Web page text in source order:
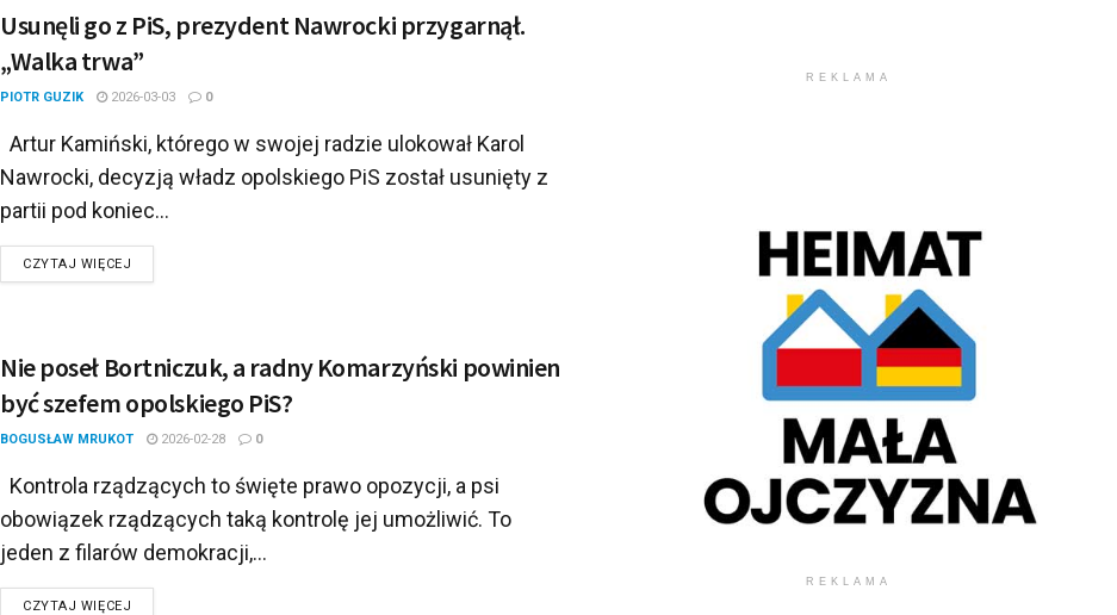
Usunęli go z PiS, prezydent Nawrocki przygarnął.
„Walka trwa”
PIOTR GUZIK 2026-03-03 0
Artur Kamiński, którego w swojej radzie ulokował Karol
Nawrocki, decyzją władz opolskiego PiS został usunięty z
partii pod koniec...
CZYTAJ WIĘCEJ
Nie poseł Bortniczuk, a radny Komarzyński powinien
być szefem opolskiego PiS?
BOGUSŁAW MRUKOT 2026-02-28 0
Kontrola rządzących to święte prawo opozycji, a psi
obowiązek rządzących taką kontrolę jej umożliwić. To
jeden z filarów demokracji,...
CZYTAJ WIĘCEJ
REKLAMA
REKLAMA